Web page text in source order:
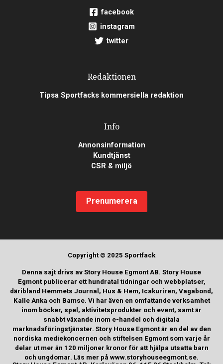
facebook
instagram
twitter
Redaktionen
Tipsa Sportfacks kommersiella redaktion
Info
Annonsinformation
Kundtjänst
CSR & miljö
Prenumerera
Copyright © 2025 Sportfack
Denna sajt drivs av Story House Egmont AB. Story House
Egmont publicerar ett hundratal tidningar och webbplatser,
däribland Hemmets Journal, Hus & Hem, Icakuriren, Vagabond,
Kalle Anka och Bamse. Vi har även en omfattande verksamhet
inom böcker, spel, aktivitetsprodukter och event, samt är
snabbt växande inom e-handel och digitala
marknadsföringstjänster. Story House Egmont är en del av den
nordiska mediekoncernen och stiftelsen Egmont som varje år
delar ut mer än 120 miljoner kronor för att hjälpa utsatta barn
och ungdomar. Läs mer på www.storyhouseegmont.se.